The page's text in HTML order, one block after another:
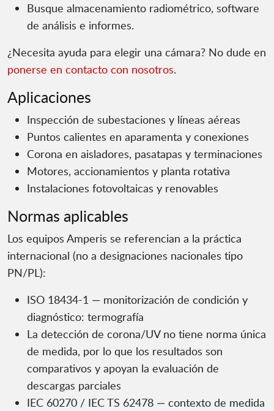
Busque almacenamiento radiométrico, software
de análisis e informes.
¿Necesita ayuda para elegir una cámara? No dude en
ponerse en contacto con nosotros.
Aplicaciones
Inspección de subestaciones y líneas aéreas
Puntos calientes en aparamenta y conexiones
Corona en aisladores, pasatapas y terminaciones
Motores, accionamientos y planta rotativa
Instalaciones fotovoltaicas y renovables
Normas aplicables
Los equipos Amperis se referencian a la práctica
internacional (no a designaciones nacionales tipo
PN/PL):
ISO 18434-1 — monitorización de condición y
diagnóstico: termografía
La detección de corona/UV no tiene norma única
de medida, por lo que los resultados son
comparativos y apoyan la evaluación de
descargas parciales
IEC 60270 / IEC TS 62478 — contexto de medida